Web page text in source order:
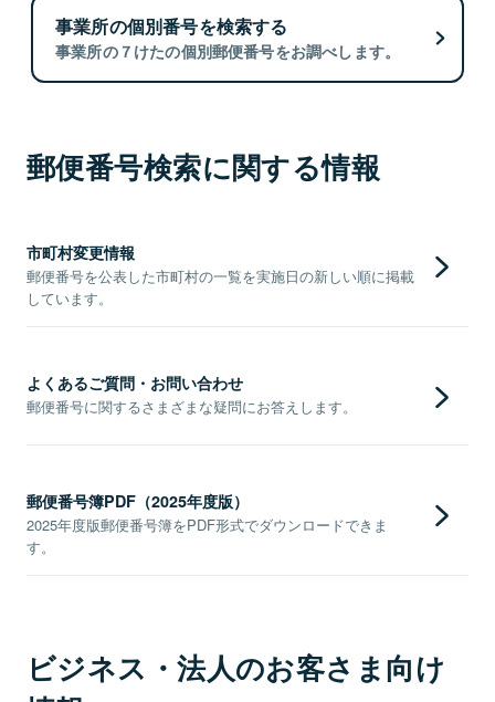
事業所の個別番号を検索する
事業所の７けたの個別郵便番号をお調べします。
郵便番号検索に関する情報
市町村変更情報
郵便番号を公表した市町村の一覧を実施日の新しい順に掲載
しています。
よくあるご質問・お問い合わせ
郵便番号に関するさまざまな疑問にお答えします。
郵便番号簿PDF（2025年度版）
2025年度版郵便番号簿をPDF形式でダウンロードできま
す。
ビジネス・法人のお客さま向け